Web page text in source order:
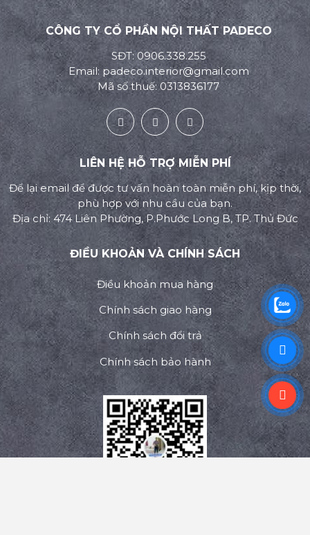
CÔNG TY CỔ PHẦN NỘI THẤT PADECO
SĐT: 0906.338.255
Email: padeco.interior@gmail.com
Mã số thuế: 0313836177
LIÊN HỆ HỖ TRỢ MIỄN PHÍ
Để lại email để được tư vấn hoàn toàn miễn phí, kịp thời,
phù hợp với nhu cầu của bạn.
Địa chỉ: 474 Liên Phường, P.Phước Long B, TP. Thủ Đức
ĐIỀU KHOẢN VÀ CHÍNH SÁCH
Điều khoản mua hàng
Chính sách giao hàng
Chính sách đổi trả
Chính sách bảo hành